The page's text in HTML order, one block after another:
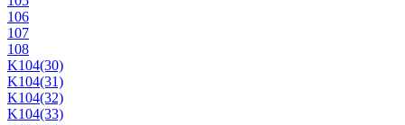
106
107
108
K104(30)
K104(31)
K104(32)
K104(33)